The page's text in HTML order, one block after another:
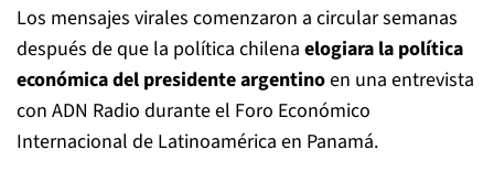
Los mensajes virales comenzaron a circular semanas
después de que la política chilena elogiara la política
económica del presidente argentinoen una entrevista
con ADN Radio durante el Foro Económico
Internacional de Latinoamérica en Panamá.